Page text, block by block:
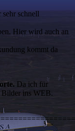
schnell
Hier wird auch an
kommt da
Da ich für
Bilder ins WEB.